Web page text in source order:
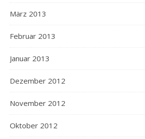
März 2013
Februar 2013
Januar 2013
Dezember 2012
November 2012
Oktober 2012